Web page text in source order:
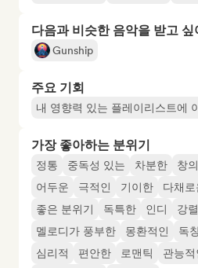
다음과 비슷한 음악을 받고
Gunship
주요 기회
내 영향력 있는 플레이리스트에
가장 좋아하는 분위기
정통 중독성 있는 차분한 창
어두운
극적인 기이한 다채로
좋은 분위기
독특한 인디 강
멜로디가 풍부한
몽환적인 독
심리적
편안한 로맨틱 관능적